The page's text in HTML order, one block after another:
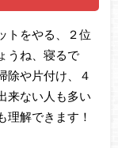
トをやる、２位
うね、寝るで
除や片付け、４
来ない人も多い
理解できます！